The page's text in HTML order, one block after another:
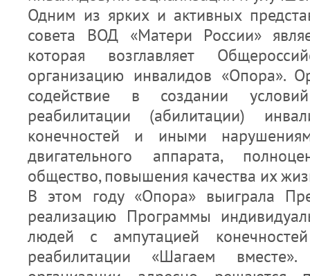
Одним из ярких и активных
совета ВОД «Матери России»
которая возглавляет
организацию инвалидов «Опора».
содействие в создании
реабилитации (абилитации)
конечностей и иными
двигательного аппарата,
общество, повышения качества их
В этом году «Опора» выиграла
реализацию Программы
людей с ампутацией
реабилитации «Шагаем